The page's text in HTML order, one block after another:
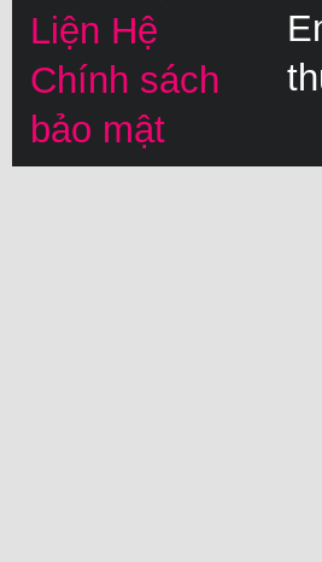
Liện Hệ
Chính sách
bảo mật